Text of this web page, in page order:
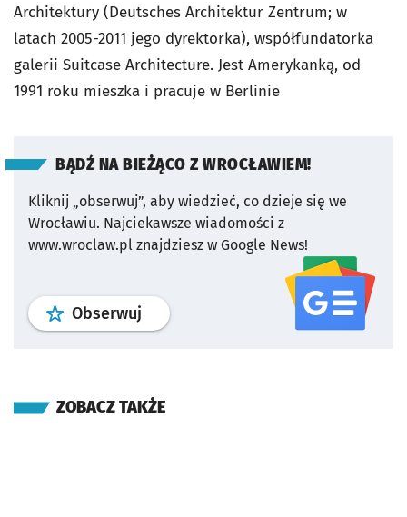
Architektury (Deutsches Architektur Zentrum; w
latach 2005-2011 jego dyrektorka), współfundatorka
galerii Suitcase Architecture. Jest Amerykanką, od
1991 roku mieszka i pracuje w Berlinie
BĄDŹ NA BIEŻĄCO Z WROCŁAWIEM!
Kliknij „obserwuj”, aby wiedzieć, co dzieje się we
Wrocławiu. Najciekawsze wiadomości z
www.wroclaw.pl znajdziesz w Google News!
Obserwuj profil serwisu
ZOBACZ TAKŻE